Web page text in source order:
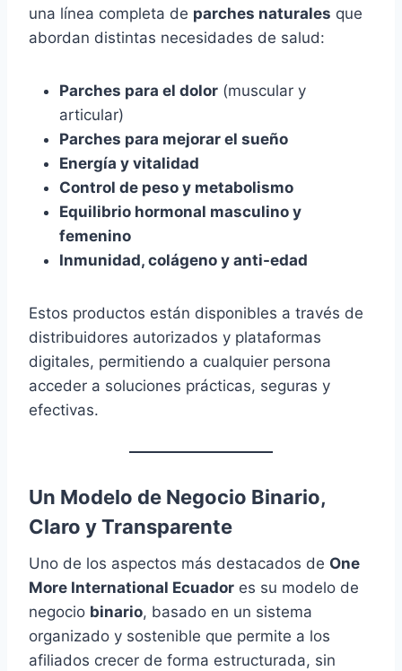
una línea completa de parches naturales que
abordan distintas necesidades de salud:
Parches para el dolor (muscular y
articular)
Parches para mejorar el sueño
Energía y vitalidad
Control de peso y metabolismo
Equilibrio hormonal masculino y
femenino
Inmunidad, colágeno y anti-edad
Estos productos están disponibles a través de
distribuidores autorizados y plataformas
digitales, permitiendo a cualquier persona
acceder a soluciones prácticas, seguras y
efectivas.
Un Modelo de Negocio Binario,
Claro y Transparente
Uno de los aspectos más destacados de One
More International Ecuador es su modelo de
negocio binario, basado en un sistema
organizado y sostenible que permite a los
afiliados crecer de forma estructurada, sin